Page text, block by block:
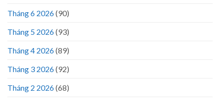
Tháng 6 2026(90)
Tháng 5 2026(93)
Tháng 4 2026(89)
Tháng 3 2026(92)
Tháng 2 2026(68)